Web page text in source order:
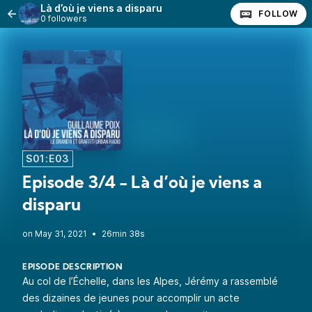
Là d’où je viens a disparu
0 followers FOLLOW
S01:E03
Episode 3/4 - Là d’où je viens a
disparu
• 26min 38s
EPISODE DESCRIPTION
Au col de l’Échelle, dans les Alpes, Jérémy a rassemblé
des dizaines de jeunes pour accomplir un acte